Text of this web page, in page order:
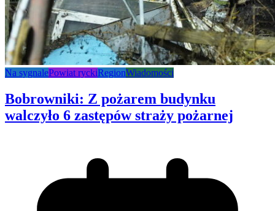
Na sygnalePowiat ryckiRegionWiadomości
Bobrowniki: Z pożarem budynku
walczyło 6 zastępów straży pożarnej